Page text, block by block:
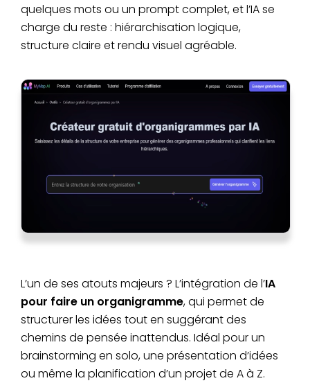
quelques mots ou un prompt complet, et l’IA se
charge du reste : hiérarchisation logique,
structure claire et rendu visuel agréable.
L’un de ses atouts majeurs ? L’intégration de l’IA
pour faire un organigramme, qui permet de
structurer les idées tout en suggérant des
chemins de pensée inattendus. Idéal pour un
brainstorming en solo, une présentation d’idées
ou même la planification d’un projet de A à Z.